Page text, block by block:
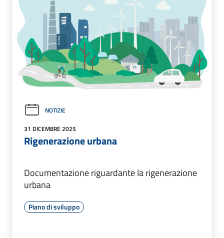
NOTIZIE
31 DICEMBRE 2025
Rigenerazione urbana
Documentazione riguardante la rigenerazione
urbana
Piano di sviluppo